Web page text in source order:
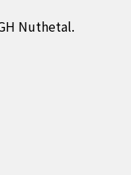
Nuthetal.